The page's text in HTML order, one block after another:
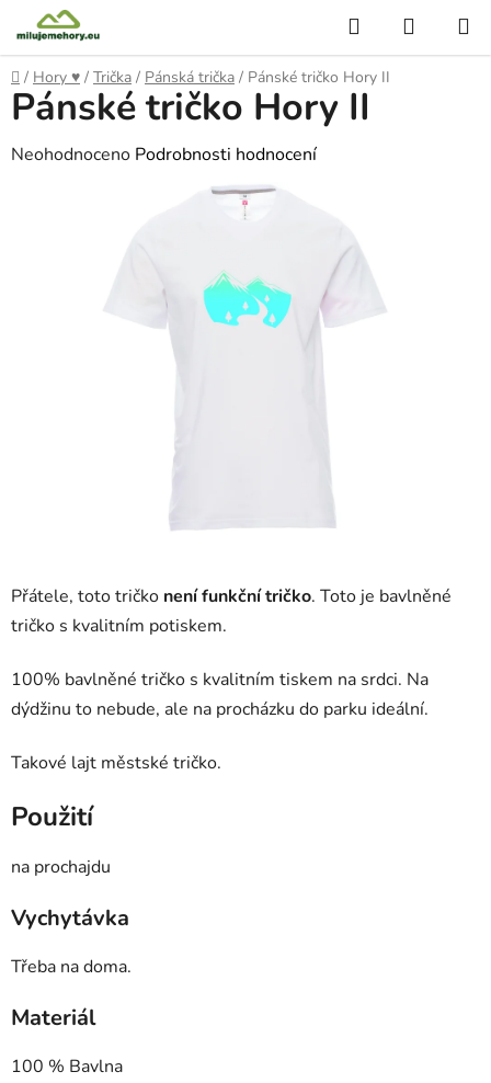
na
obsah
Hledat
KOŠÍK
Domů
/ Hory ♥ / Trička / Pánská trička / Pánské tričko Hory II
Přátele, toto tričko není funkční tričko. Toto je bavlněné
tričko s kvalitním potiskem.
100% bavlněné tričko s kvalitním tiskem na srdci. Na
dýdžinu to nebude, ale na procházku do parku ideální.
Takové lajt městské tričko.
Použití
na prochajdu
Vychytávka
Třeba na doma.
Materiál
100 % Bavlna
Pánské tričko Hory II
Průměrné
Neohodnoceno Podrobnosti hodnocení